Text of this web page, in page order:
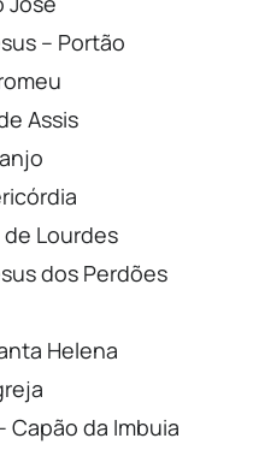
– Portão
Assis
de Lourdes
dos Perdões
Helena
Capão da Imbuia